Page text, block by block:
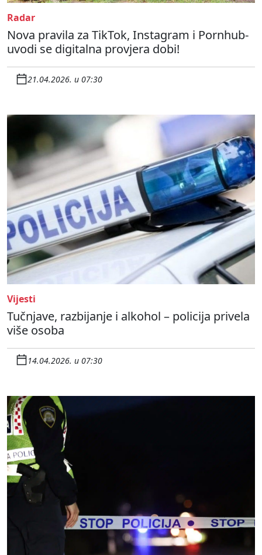
Radar
Nova pravila za TikTok, Instagram i Pornhub-
uvodi se digitalna provjera dobi!
21.04.2026. u 07:30
Vijesti
Tučnjave, razbijanje i alkohol – policija privela
više osoba
14.04.2026. u 07:30